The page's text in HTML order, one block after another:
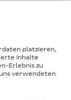
platzieren,
Inhalte
Erlebnis zu
verwendeten